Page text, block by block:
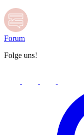
Forum
Folge uns!